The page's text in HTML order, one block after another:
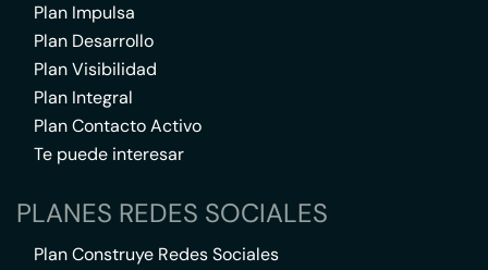
Plan Impulsa
Plan Desarrollo
Plan Visibilidad
Plan Integral
Plan Contacto Activo
Te puede interesar
PLANES REDES SOCIALES
Plan Construye Redes Sociales